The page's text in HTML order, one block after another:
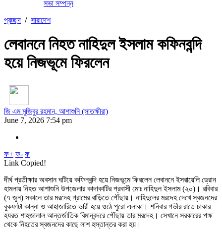
সভা সম্পন্ন
প্রচ্ছদ / সারাদেশ
লেবাননে নিহত নাহিদুল ইসলাম কফিনবন্দি
হয়ে নিজভূমে ফিরলেন
জি এম মুজিবুর রহমান, আশাশুনি (সাতক্ষীরা)
June 7, 2026 7:54 pm
ফ+ ফ- ফ
Link Copied!
দীর্ঘ প্রতীক্ষার অবসান ঘটিয়ে কফিনবন্দি হয়ে নিজভূমে ফিরলেন লেবাননে ইসরায়েলি ড্রোন
হামলায় নিহত আশাশুনি উপজেলার কাদাকাটির প্রবাসী মোঃ নাহিদুল ইসলাম (২০)। রবিবার
(৭ জুন) সকালে তার মরদেহ গ্রামের বাড়িতে পৌঁছায়। নাহিদুলের মরদেহ দেখে স্বজনদের
বুকফাটা কান্না ও আহাজারিতে ভারী হয়ে ওঠে পুরো এলাকা। শনিবার গভীর রাতে ঢাকার
হযরত শাহজালাল আন্তর্জাতিক বিমানবন্দরে পৌঁছায় তার মরদেহ। সেখানে সরকারের পক্ষ
থেকে নিহতের স্বজনদের কাছে লাশ হস্তান্তর করা হয়।